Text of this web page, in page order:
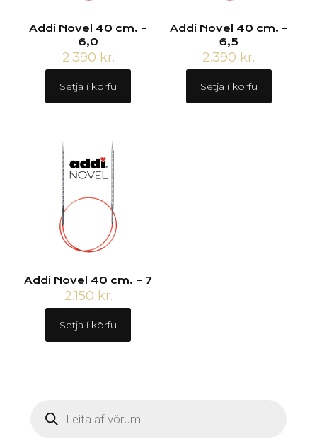
Addi Novel 40 cm. –
6,0
2.390 kr.
Setja í körfu
Addi Novel 40 cm. –
6,5
2.390 kr.
Setja í körfu
Addi Novel 40 cm. – 7
2.150 kr.
Setja í körfu
search